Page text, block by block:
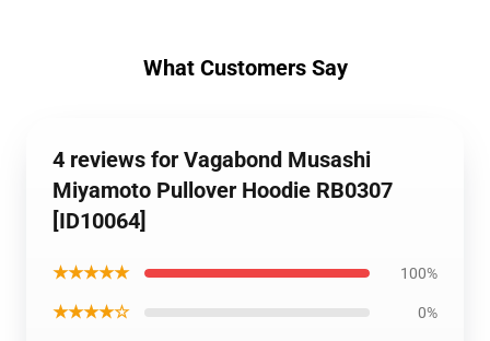
What Customers Say
4 reviews for Vagabond Musashi
Miyamoto Pullover Hoodie RB0307
[ID10064]
★★★★★ 100%
★★★★☆ 0%